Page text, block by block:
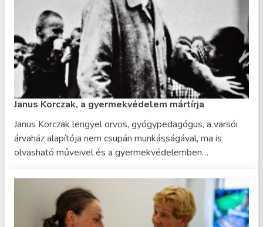
Janus Korczak, a gyermekvédelem mártírja
Janus Korczak lengyel orvos, gyógypedagógus, a varsói
árvaház alapítója nem csupán munkásságával, ma is
olvasható műveivel és a gyermekvédelemben…